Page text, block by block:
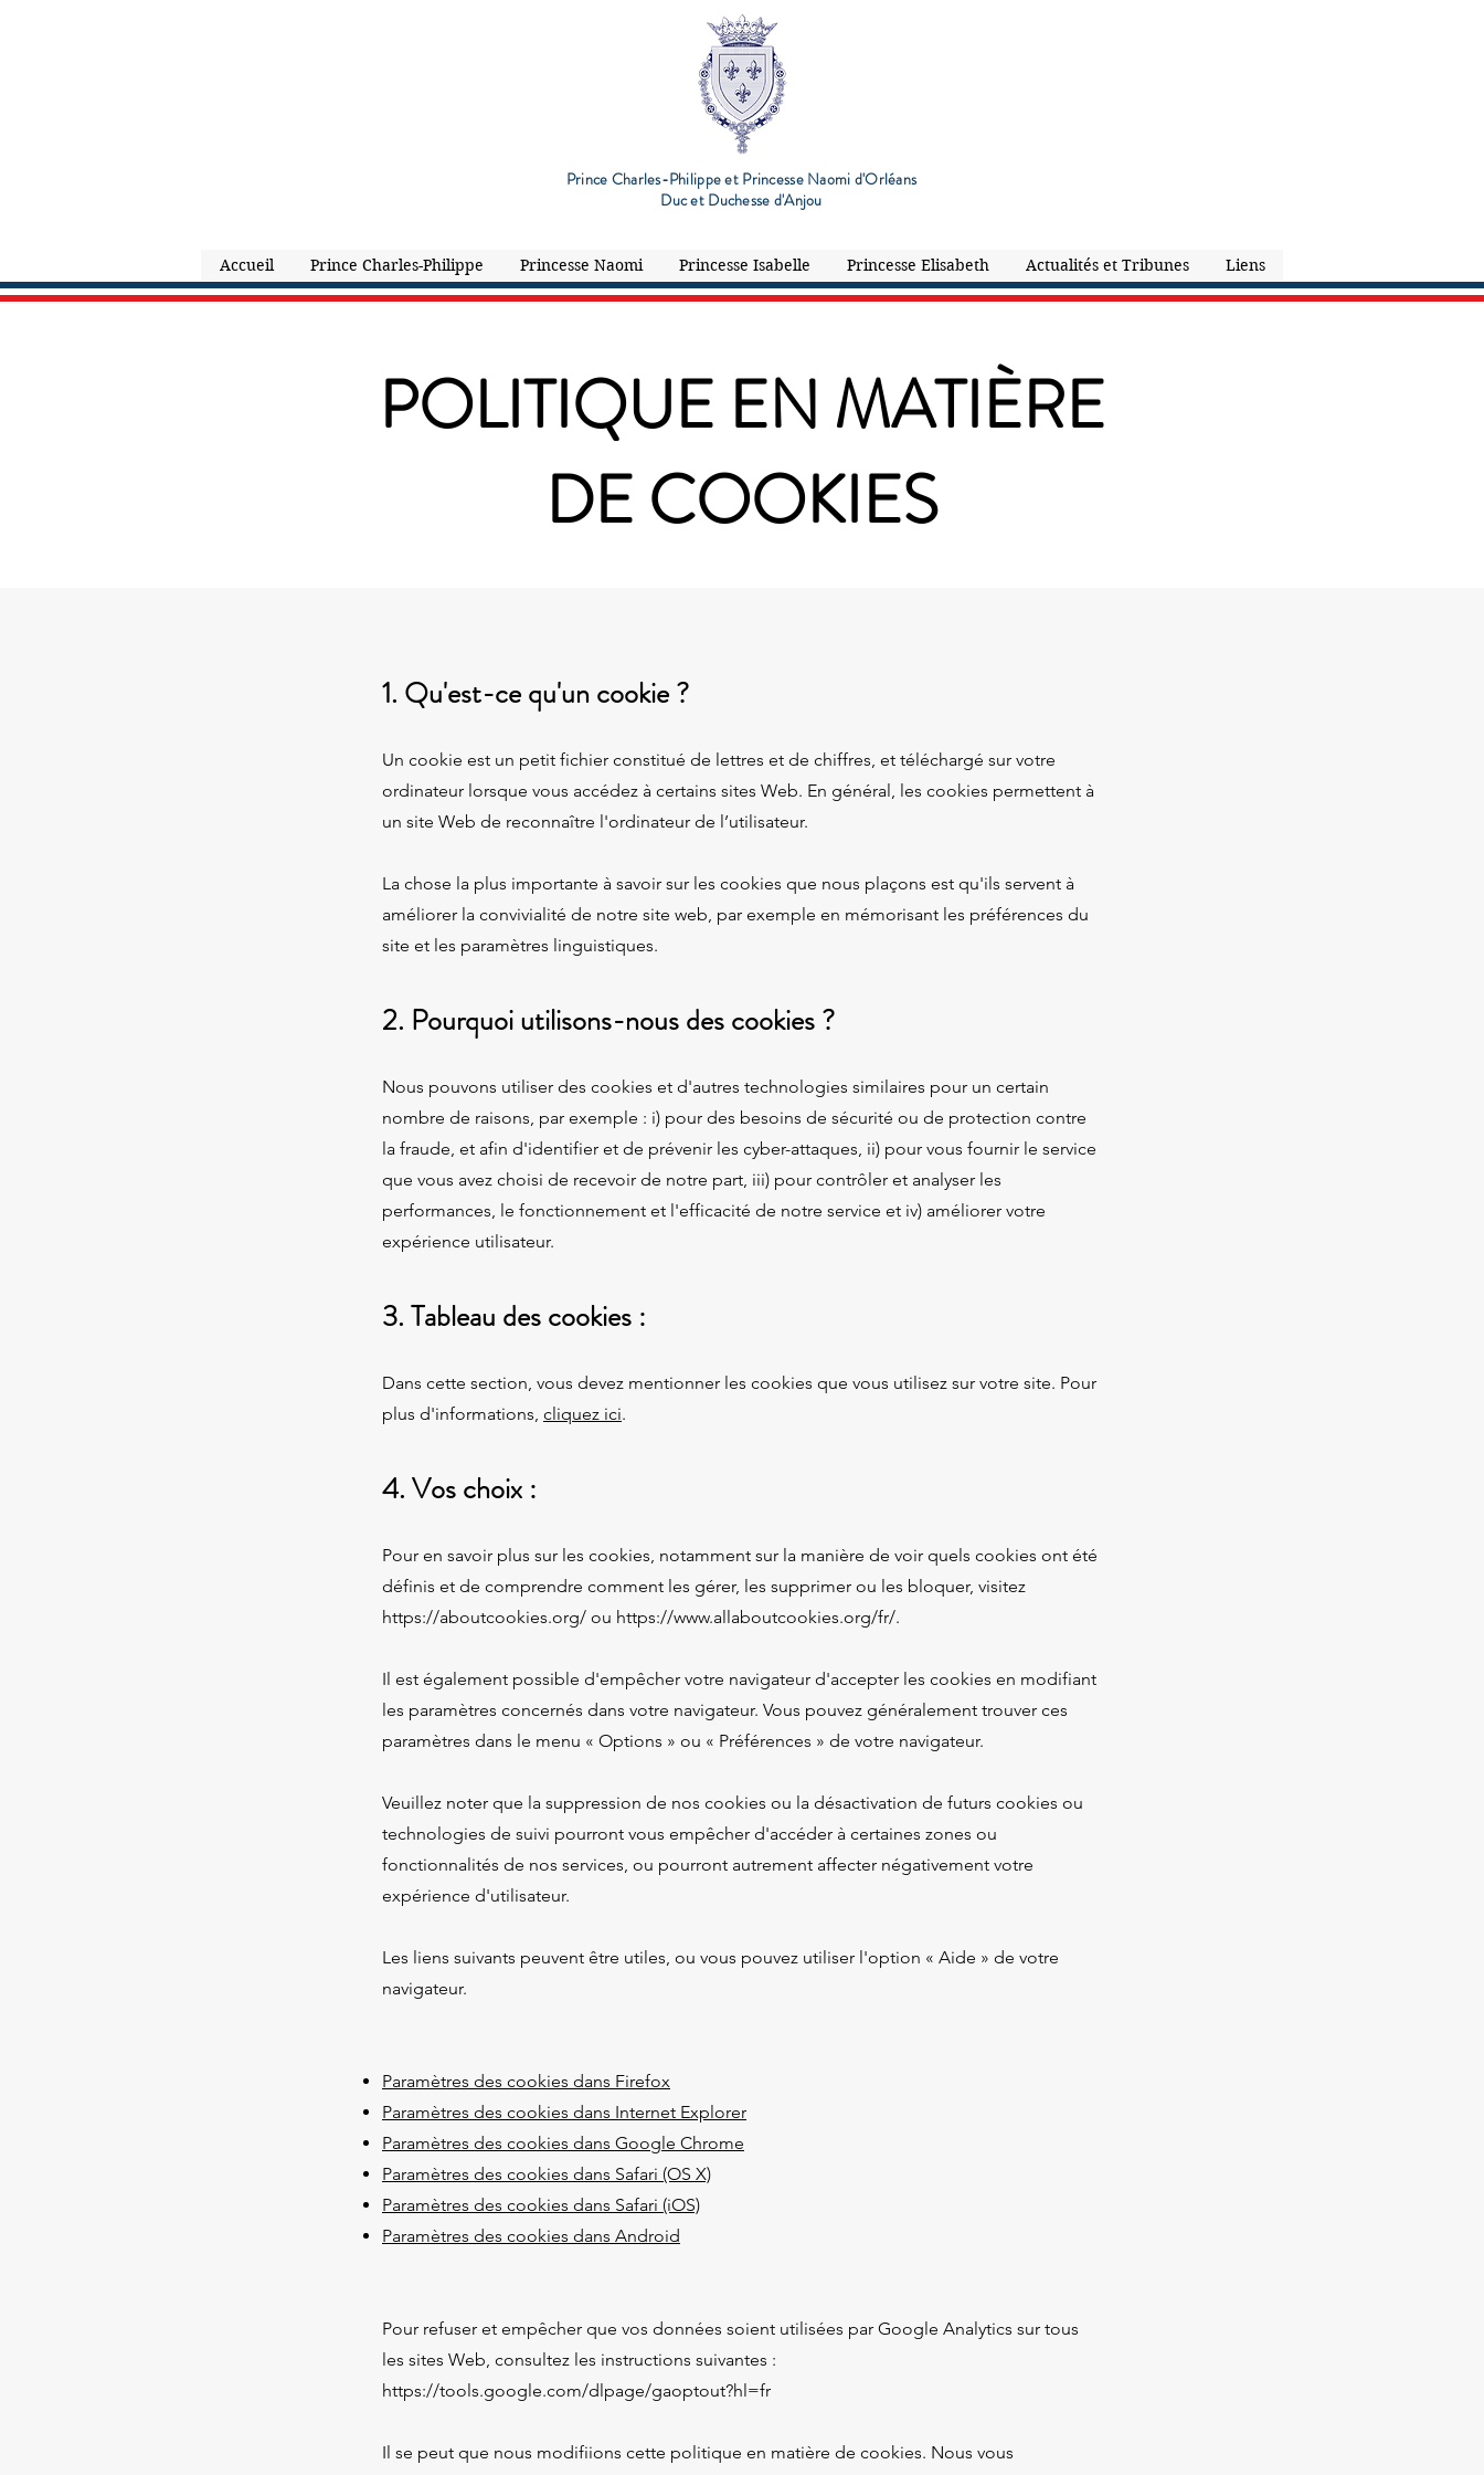
Prince Charles-Philippe et Princesse Naomi d'Orléans
Duc et Duchesse d'Anjou
Accueil Prince Charles-Philippe Princesse Naomi Princesse Isabelle Princesse Elisabeth Actualités et Tribunes Liens
POLITIQUE EN MATIÈRE
DE COOKIES
1. Qu'est-ce qu'un cookie ?
Un cookie est un petit fichier constitué de lettres et de chiffres, et téléchargé sur votre
ordinateur lorsque vous accédez à certains sites Web. En général, les cookies permettent à
un site Web de reconnaître l'ordinateur de l’utilisateur.
La chose la plus importante à savoir sur les cookies que nous plaçons est qu'ils servent à
améliorer la convivialité de notre site web, par exemple en mémorisant les préférences du
site et les paramètres linguistiques.
2. Pourquoi utilisons-nous des cookies ?
Nous pouvons utiliser des cookies et d'autres technologies similaires pour un certain
nombre de raisons, par exemple : i) pour des besoins de sécurité ou de protection contre
la fraude, et afin d'identifier et de prévenir les cyber-attaques, ii) pour vous fournir le service
que vous avez choisi de recevoir de notre part, iii) pour contrôler et analyser les
performances, le fonctionnement et l'efficacité de notre service et iv) améliorer votre
expérience utilisateur.
3. Tableau des cookies :
Dans cette section, vous devez mentionner les cookies que vous utilisez sur votre site. Pour
plus d'informations, cliquez ici.
4. Vos choix :
Pour en savoir plus sur les cookies, notamment sur la manière de voir quels cookies ont été
définis et de comprendre comment les gérer, les supprimer ou les bloquer, visitez
https://aboutcookies.org/ ou https://www.allaboutcookies.org/fr/.
Il est également possible d'empêcher votre navigateur d'accepter les cookies en modifiant
les paramètres concernés dans votre navigateur. Vous pouvez généralement trouver ces
paramètres dans le menu « Options » ou « Préférences » de votre navigateur.
Veuillez noter que la suppression de nos cookies ou la désactivation de futurs cookies ou
technologies de suivi pourront vous empêcher d'accéder à certaines zones ou
fonctionnalités de nos services, ou pourront autrement affecter négativement votre
expérience d'utilisateur.
Les liens suivants peuvent être utiles, ou vous pouvez utiliser l'option « Aide » de votre
navigateur.
Paramètres des cookies dans Firefox
Paramètres des cookies dans Internet Explorer
Paramètres des cookies dans Google Chrome
Paramètres des cookies dans Safari (OS X)
Paramètres des cookies dans Safari (iOS)
Paramètres des cookies dans Android
Pour refuser et empêcher que vos données soient utilisées par Google Analytics sur tous
les sites Web, consultez les instructions suivantes :
https://tools.google.com/dlpage/gaoptout?hl=fr
Il se peut que nous modifiions cette politique en matière de cookies. Nous vous